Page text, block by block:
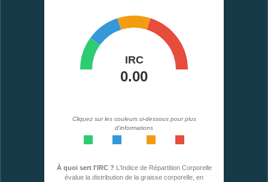
Cliquez sur les couleurs ci-dessous pour plus
d'informations
À quoi sert l'IRC ? L'Indice de Répartition Corporelle
évalue la distribution de la graisse corporelle, en